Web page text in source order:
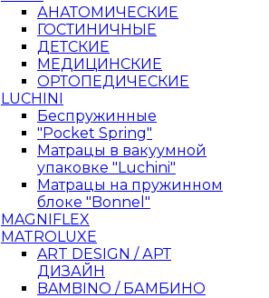
АНАТОМИЧЕСКИЕ
ГОСТИНИЧНЫЕ
ДЕТСКИЕ
МЕДИЦИНСКИЕ
ОРТОПЕДИЧЕСКИЕ
LUCHINI
Беспружинные
"Pocket Spring"
Матрацы в вакуумной
упаковке "Luchini"
Матрацы на пружинном
блоке "Bonnel"
MAGNIFLEX
MATROLUXE
ART DESIGN / АРТ
ДИЗАЙН
BAMBINO / БАМБИНО